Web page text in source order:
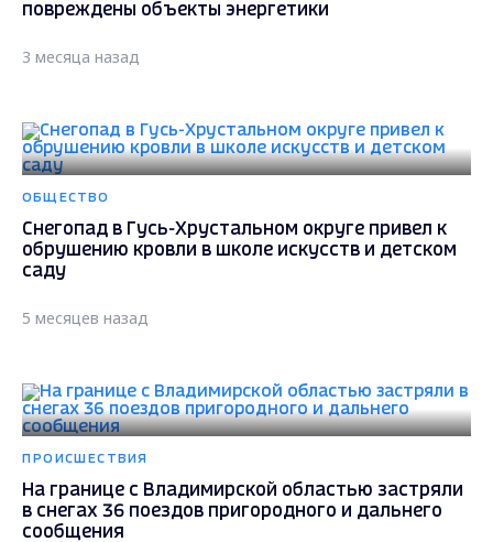
повреждены объекты энергетики
3 месяца назад
ОБЩЕСТВО
Снегопад в Гусь-Хрустальном округе привел к
обрушению кровли в школе искусств и детском
саду
5 месяцев назад
ПРОИСШЕСТВИЯ
На границе с Владимирской областью застряли
в снегах 36 поездов пригородного и дальнего
сообщения